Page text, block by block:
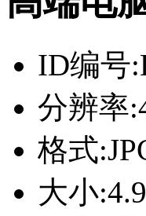
ID编号:
分辨率:
格式:
大小: